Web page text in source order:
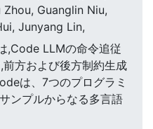
Guanglin Niu,
Junyang Lin,
,Code LLMの命令追従
方および後方制約生成
は、7つのプログラミ
ンプルからなる多言語